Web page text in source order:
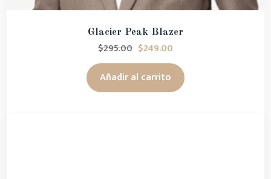
Glacier Peak Blazer
$295.00 $249.00
Añadir al carrito